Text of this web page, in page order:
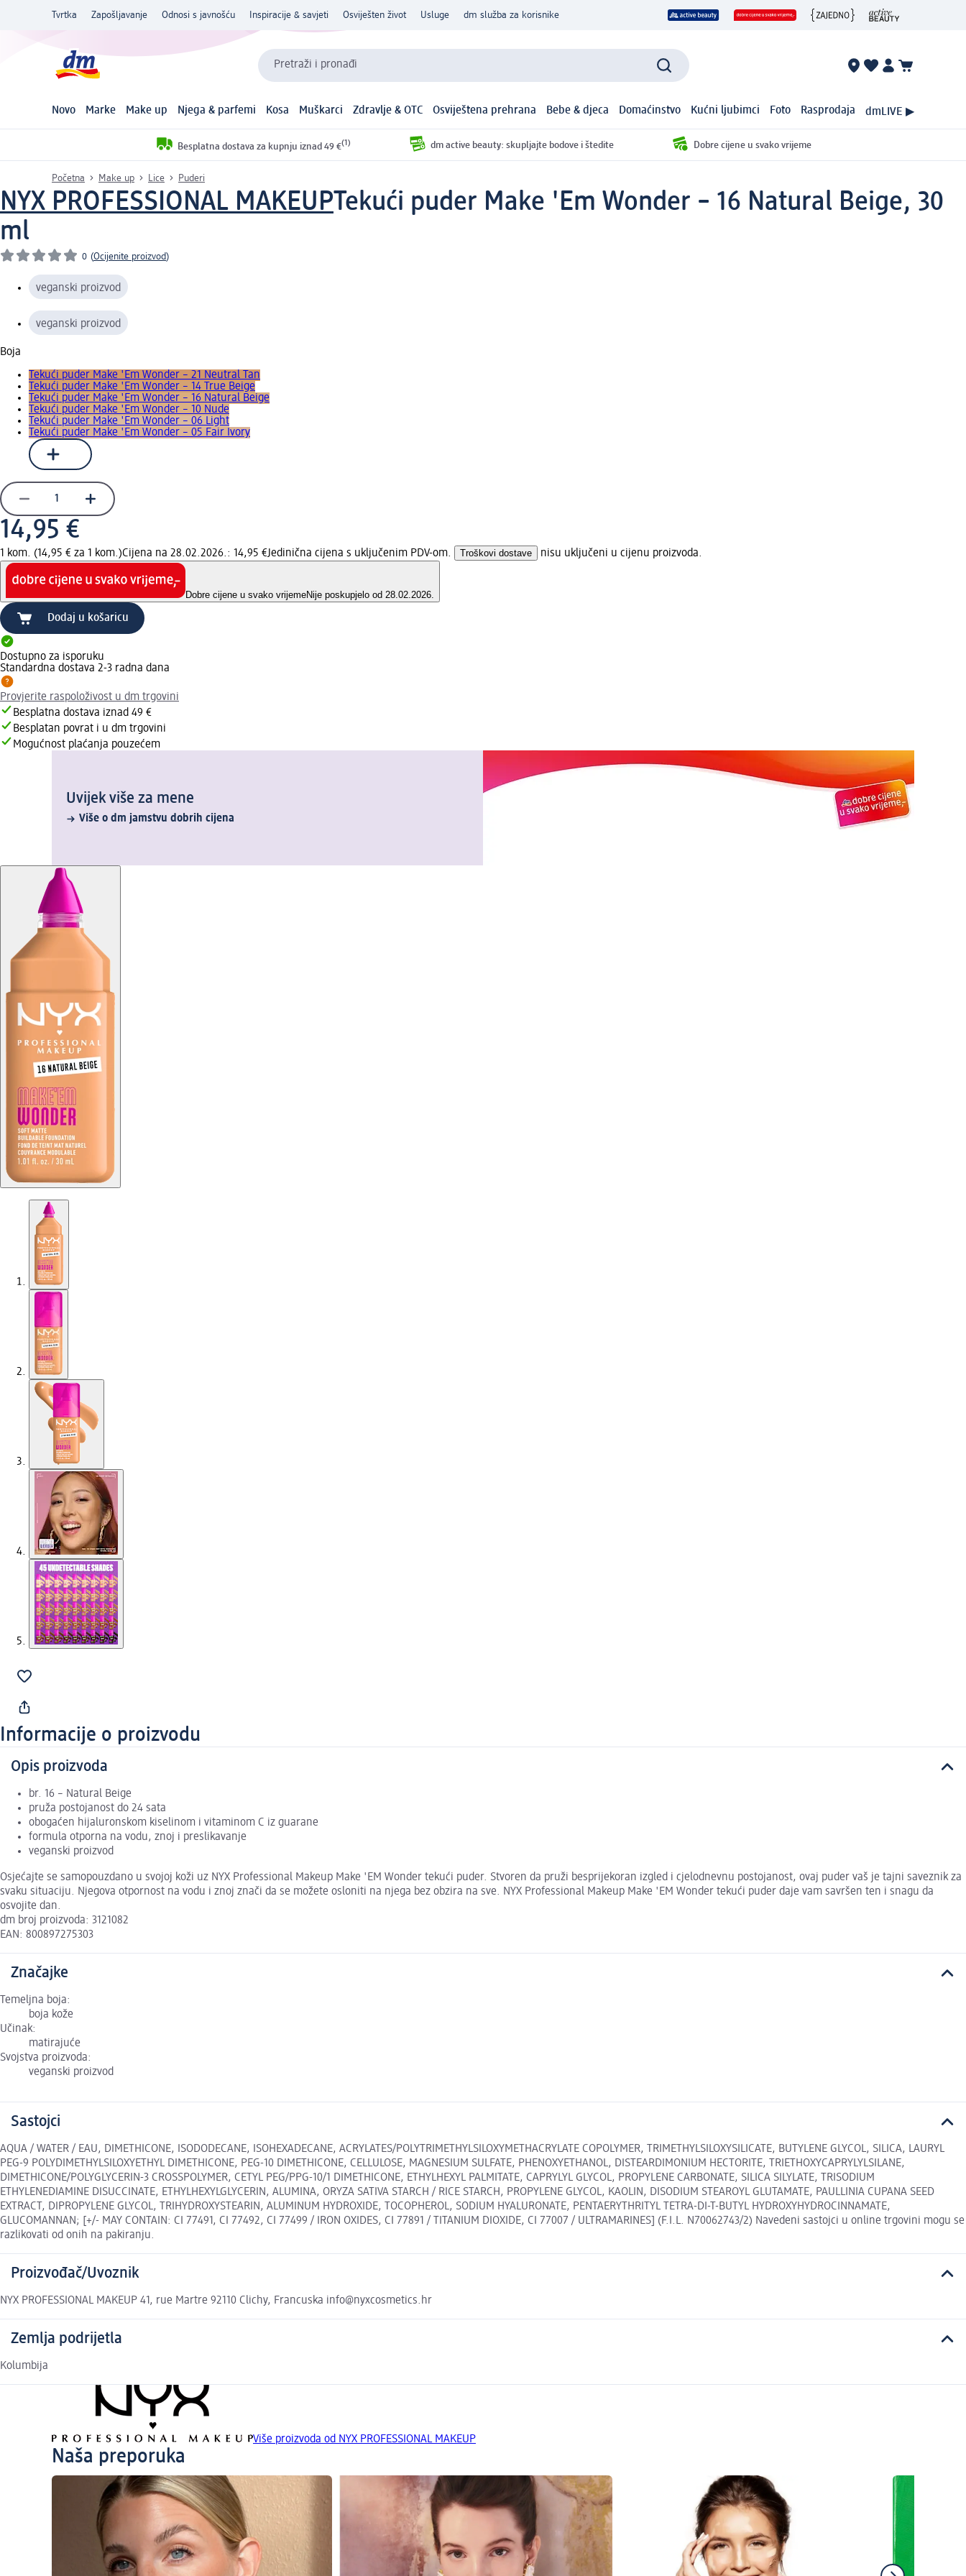
Tvrtka Zapošljavanje Odnosi s javnošću Inspiracije & savjeti Osviješten život Usluge dm služba za korisnike
Pretraži i pronađi
Novo Marke Make up Njega & parfemi Kosa Muškarci Zdravlje & OTC Osviještena prehrana Bebe & djeca Domaćinstvo Kućni ljubimci Foto Rasprodaja dmLIVE ▶
Besplatna dostava za kupnju iznad 49 €(1) dm active beauty: skupljajte bodove i štedite Dobre cijene u svako vrijeme
Početna Make up Lice Puderi
NYX PROFESSIONAL MAKEUPTekući puder Make 'Em Wonder – 16 Natural Beige, 30
ml
0 (Ocijenite proizvod)
veganski proizvod
veganski proizvod
Boja
Tekući puder Make 'Em Wonder – 21 Neutral Tan
Tekući puder Make 'Em Wonder – 14 True Beige
Tekući puder Make 'Em Wonder – 16 Natural Beige
Tekući puder Make 'Em Wonder – 10 Nude
Tekući puder Make 'Em Wonder – 06 Light
Tekući puder Make 'Em Wonder – 05 Fair Ivory
14,95 €
1 kom. (14,95 € za 1 kom.)Cijena na 28.02.2026.: 14,95 €Jedinična cijena s uključenim PDV-om. Troškovi dostave nisu uključeni u cijenu proizvoda.
Dobre cijene u svako vrijemeNije poskupjelo od 28.02.2026.
Dodaj u košaricu
Dostupno za isporuku
Standardna dostava 2-3 radna dana
Provjerite raspoloživost u dm trgovini
Besplatna dostava iznad 49 €
Besplatan povrat i u dm trgovini
Mogućnost plaćanja pouzećem
Uvijek više za mene
Više o dm jamstvu dobrih cijena
Informacije o proizvodu
Opis proizvoda
br. 16 – Natural Beige
pruža postojanost do 24 sata
obogaćen hijaluronskom kiselinom i vitaminom C iz guarane
formula otporna na vodu, znoj i preslikavanje
veganski proizvod
Osjećajte se samopouzdano u svojoj koži uz NYX Professional Makeup Make 'EM Wonder tekući puder. Stvoren da pruži besprijekoran izgled i cjelodnevnu postojanost, ovaj puder vaš je tajni saveznik za
svaku situaciju. Njegova otpornost na vodu i znoj znači da se možete osloniti na njega bez obzira na sve. NYX Professional Makeup Make 'EM Wonder tekući puder daje vam savršen ten i snagu da
osvojite dan.
dm broj proizvoda: 3121082
EAN: 800897275303
Značajke
Temeljna boja:
boja kože
Učinak:
matirajuće
Svojstva proizvoda:
veganski proizvod
Sastojci
AQUA / WATER / EAU, DIMETHICONE, ISODODECANE, ISOHEXADECANE, ACRYLATES/POLYTRIMETHYLSILOXYMETHACRYLATE COPOLYMER, TRIMETHYLSILOXYSILICATE, BUTYLENE GLYCOL, SILICA, LAURYL
PEG-9 POLYDIMETHYLSILOXYETHYL DIMETHICONE, PEG-10 DIMETHICONE, CELLULOSE, MAGNESIUM SULFATE, PHENOXYETHANOL, DISTEARDIMONIUM HECTORITE, TRIETHOXYCAPRYLYLSILANE,
DIMETHICONE/POLYGLYCERIN-3 CROSSPOLYMER, CETYL PEG/PPG-10/1 DIMETHICONE, ETHYLHEXYL PALMITATE, CAPRYLYL GLYCOL, PROPYLENE CARBONATE, SILICA SILYLATE, TRISODIUM
ETHYLENEDIAMINE DISUCCINATE, ETHYLHEXYLGLYCERIN, ALUMINA, ORYZA SATIVA STARCH / RICE STARCH, PROPYLENE GLYCOL, KAOLIN, DISODIUM STEAROYL GLUTAMATE, PAULLINIA CUPANA SEED
EXTRACT, DIPROPYLENE GLYCOL, TRIHYDROXYSTEARIN, ALUMINUM HYDROXIDE, TOCOPHEROL, SODIUM HYALURONATE, PENTAERYTHRITYL TETRA-DI-T-BUTYL HYDROXYHYDROCINNAMATE,
GLUCOMANNAN; [+/- MAY CONTAIN: CI 77491, CI 77492, CI 77499 / IRON OXIDES, CI 77891 / TITANIUM DIOXIDE, CI 77007 / ULTRAMARINES] (F.I.L. N70062743/2) Navedeni sastojci u online trgovini mogu se
razlikovati od onih na pakiranju.
Proizvođač/Uvoznik
NYX PROFESSIONAL MAKEUP 41, rue Martre 92110 Clichy, Francuska info@nyxcosmetics.hr
Zemlja podrijetla
Kolumbija
Više proizvoda od NYX PROFESSIONAL MAKEUP
Naša preporuka